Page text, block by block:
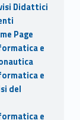
Didattici
Page
e
e
del
e